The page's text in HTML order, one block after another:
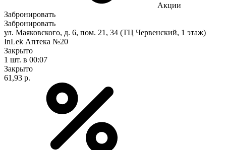
Акции
Забронировать
Забронировать
ул. Маяковского, д. 6, пом. 21, 34 (ТЦ Червенский, 1 этаж)
InLek Аптека №20
Закрыто
1 шт. в 00:07
Закрыто
61,93 р.